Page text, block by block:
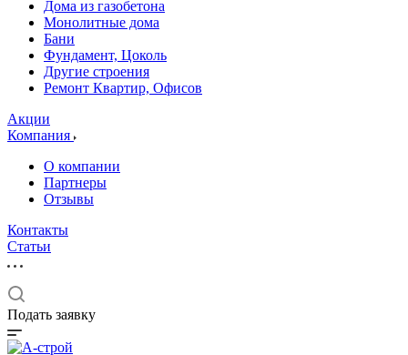
Дома из газобетона
Монолитные дома
Бани
Фундамент, Цоколь
Другие строения
Ремонт Квартир, Офисов
Акции
Компания
О компании
Партнеры
Отзывы
Контакты
Статьи
Подать заявку